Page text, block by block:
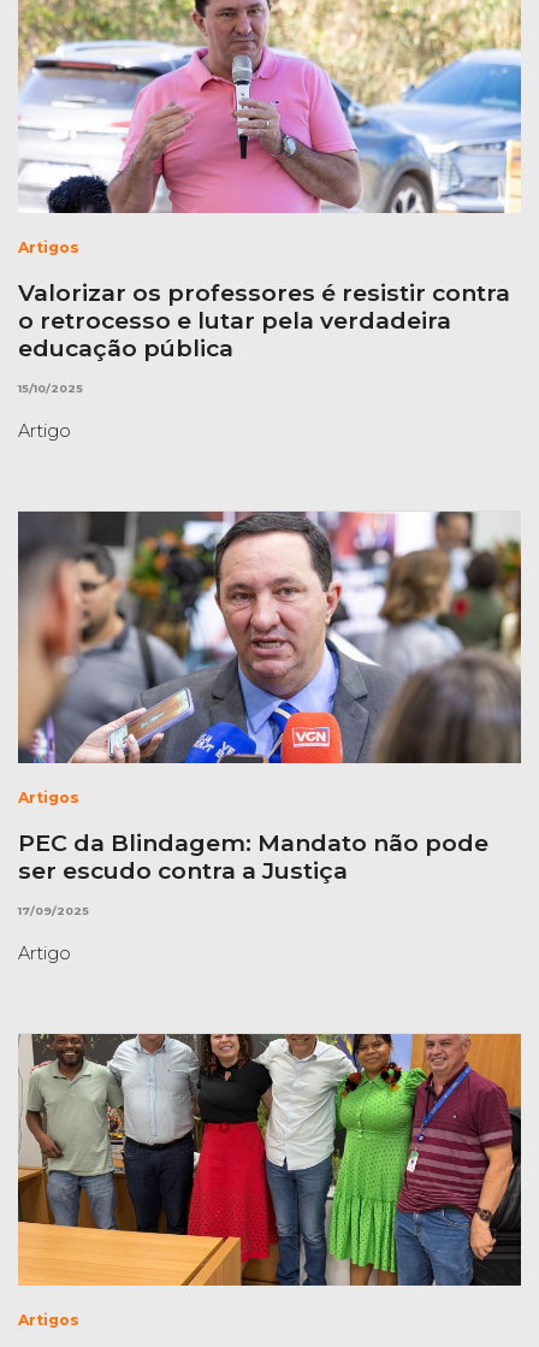
Artigos
Valorizar os professores é resistir contra
o retrocesso e lutar pela verdadeira
educação pública
15/10/2025
Artigo
Artigos
PEC da Blindagem: Mandato não pode
ser escudo contra a Justiça
17/09/2025
Artigo
Artigos